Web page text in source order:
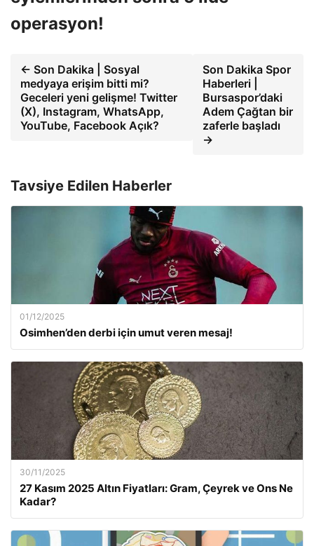
operasyon!
← Son Dakika | Sosyal
medyaya erişim bitti mi?
Geceleri yeni gelişme! Twitter
(X), Instagram, WhatsApp,
YouTube, Facebook Açık?
Son Dakika Spor
Haberleri |
Bursaspor’daki
Adem Çağtan bir
zaferle başladı
→
Tavsiye Edilen Haberler
01/12/2025
Osimhen’den derbi için umut veren mesaj!
30/11/2025
27 Kasım 2025 Altın Fiyatları: Gram, Çeyrek ve Ons Ne
Kadar?